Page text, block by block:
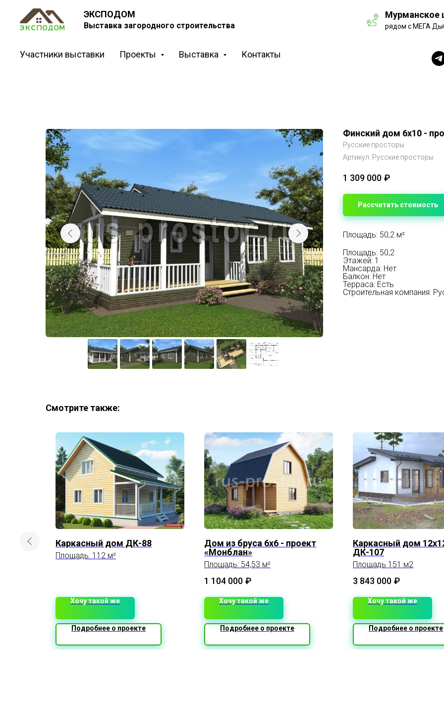
ЭКСПОДОМ
Выставка загородного строительства
Мурманское
рядом с МЕГА
Участники выставки Проекты Выставка Контакты
Финский дом 6х10 -
Русские просторы
Артикул: Русские просторы
1 309 000 ₽
Рассчитать стоимость
Площадь: 50,2 м²
Площадь: 50,2
Этажей: 1
Мансарда: Нет
Балкон: Нет
Терраса: Есть
Строительная компания:
Смотрите также:
Каркасный дом ДК-88
Площадь: 112 м²
Хочу такой же
Подробнее о проекте
Дом из бруса 6х6 - проект
«Монблан»
Площадь: 54,53 м²
1 104 000 ₽
Хочу такой же
Подробнее о проекте
Каркасный дом
ДК-107
Площадь 151 м2
3 843 000 ₽
Хочу такой же
Подробнее о проекте